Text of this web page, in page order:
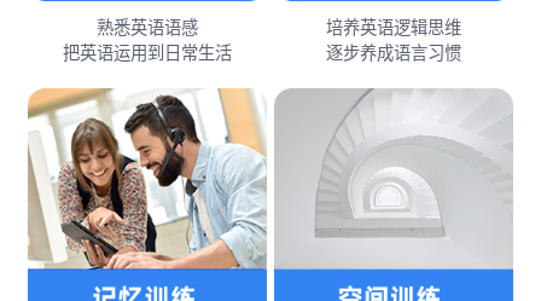
熟悉英语语感
把英语运用到日常生活
培养英语逻辑思维
逐步养成语言习惯